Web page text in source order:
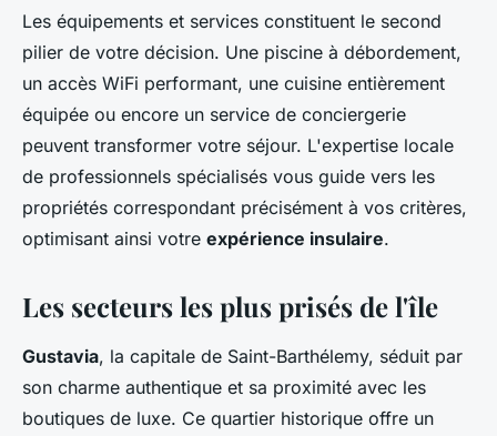
Les équipements et services constituent le second
pilier de votre décision. Une piscine à débordement,
un accès WiFi performant, une cuisine entièrement
équipée ou encore un service de conciergerie
peuvent transformer votre séjour. L'expertise locale
de professionnels spécialisés vous guide vers les
propriétés correspondant précisément à vos critères,
optimisant ainsi votre expérience insulaire.
Les secteurs les plus prisés de l'île
Gustavia, la capitale de Saint-Barthélemy, séduit par
son charme authentique et sa proximité avec les
boutiques de luxe. Ce quartier historique offre un